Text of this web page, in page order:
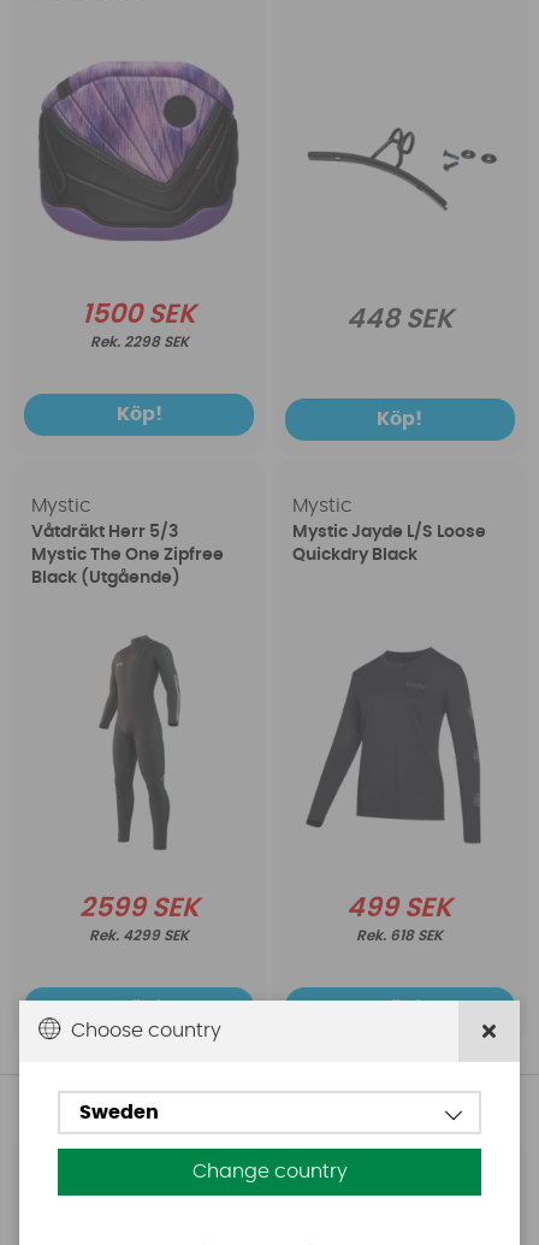
1500 SEK
2298 SEK
Köp!
448 SEK
Köp!
Mystic
Våtdräkt Herr 5/3
Mystic The One Zipfree
Black (Utgående)
2599 SEK
4299 SEK
Mystic
Mystic Jayde L/S Loose
Quickdry Black
499 SEK
618 SEK
Andra köpte även
Aquasure
Choose country
Sweden
Change country